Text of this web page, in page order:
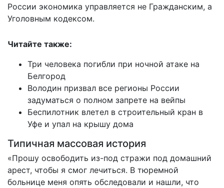
России экономика управляется не Гражданским, а
Уголовным кодексом.
Читайте также:
Три человека погибли при ночной атаке на
Белгород
Володин призвал все регионы России
задуматься о полном запрете на вейпы
Беспилотник влетел в строительный кран в
Уфе и упал на крышу дома
Типичная массовая история
«Прошу освободить из-под стражи под домашний
арест, чтобы я смог лечиться. В тюремной
больнице меня опять обследовали и нашли, что